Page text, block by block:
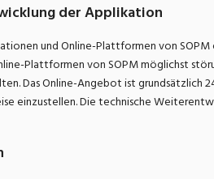
der Applikation
und Online-Plattformen von
Plattformen von SOPM möglichst
Das Online-Angebot ist grundsätzlich
einzustellen. Die technische